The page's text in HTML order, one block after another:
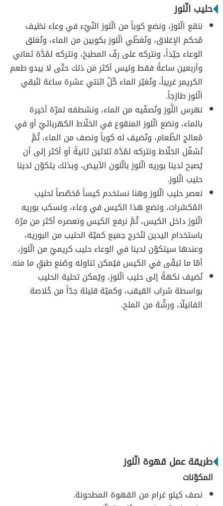
حليب الّلوز
ننقع الّلوز، ونضع كوباً من الّلوز النّيّء في وعاء نظيف
مُحكم الإغلاق، ونُغطّي الّلوز بكوبين من الماء، ونُغلق
الوعاء جيّداً، ونتركه على رفّ المطبخ، ونتركه لمُدَّة ثماني
وأربعين ساعةً فقط وليس أكثر من ذلك حتّى لا يبدو طعم
الكريمر غريباً، ونُغيّر الماء كُلّ اثنتي عشرة ساعة لنُبقي
الّلوز طازجاً.
نهرس اللَّوز ونُصفّيه من الماء، ونشطفه لمرّة أخيرة
بالماء، ونضع الّلوز المنقوع في الخلّاط الكهربائيّ أو في
مُعالج الطّعام، ونُضيف له كوباً ونصف من الماء، ثُمَّ
نُشغّل الخلّاط ونتركه لمُدَّة ثلاثين ثانيةً أو أكثر إلى أن
يُصبح لدينا بوريه الّلوز بالّلون الأبيض، وبذلك يتكوّن لدينا
حليب الّلوز.
نعصر حليب الّلوز وهنا نستخدم كيساً مُخصّصاً لحليب
المُكسّرات، ونضع هذا الكيس في وعاء، ونسكب بوريه
الّلوز داخل الكيس، ثُمَّ نرفع الكيس ونعصره أكثر من مرّة
باستخدام اليدين لنُخرج جميع كميّة الحليب من البوريه،
وعندها سيتكوّن لدينا في الوعاء حليب كريميّ من الّلوز،
أمّا ما تبقّى في الكيس فيُمكن تناوله وصُنع طبقٍ ما منه.
نُضيف نكهةً إلى حليب الّلوز، ويُمكن تحلية الحليب
بواسطة شراب القيقب، وكميّة قليلة جدّاً من خُلاصة
الفانيلّا، ورشّة من الملح.
طريقة عمل قهوة الّلوز
المكوّنات
نصف كيلو غرام من القهوة المطحونة.